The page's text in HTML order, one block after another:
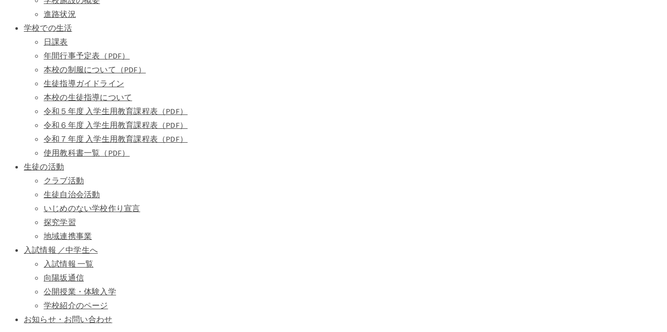
進路状況
学校での生活
日課表
年間行事予定表（PDF）
本校の制服について（PDF）
生徒指導ガイドライン
本校の生徒指導について
令和５年度 入学生用教育課程表（PDF）
令和６年度 入学生用教育課程表（PDF）
令和７年度 入学生用教育課程表（PDF）
使用教科書一覧（PDF）
生徒の活動
クラブ活動
生徒自治会活動
いじめのない学校作り宣言
探究学習
地域連携事業
入試情報 ／中学生へ
入試情報 一覧
向陽坂通信
公開授業・体験入学
学校紹介のページ
お知らせ・お問い合わせ